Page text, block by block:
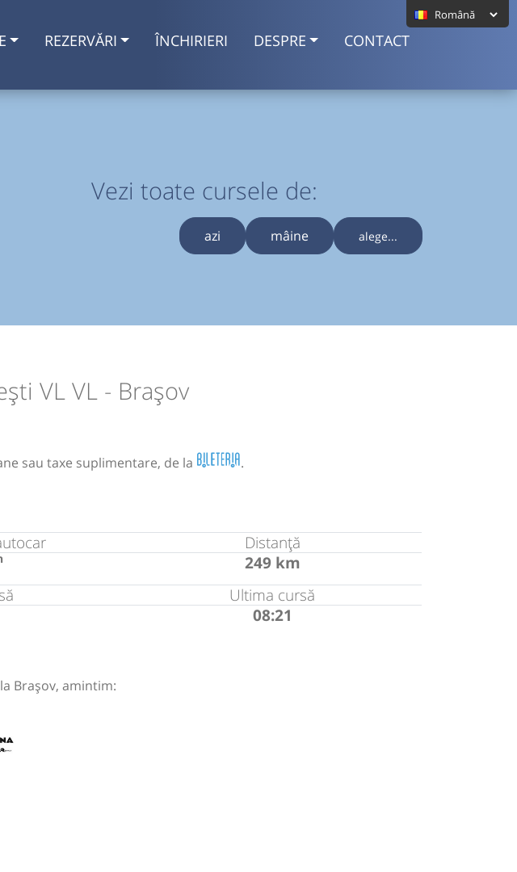
REZERVĂRI ÎNCHIRIERI DESPRE CONTACT
Vezi toate cursele de:
azi mâine alege...
VL VL - Brașov
sau taxe suplimentare, de la
.
Distanță
249 km
Ultima cursă
08:21
Brașov, amintim: